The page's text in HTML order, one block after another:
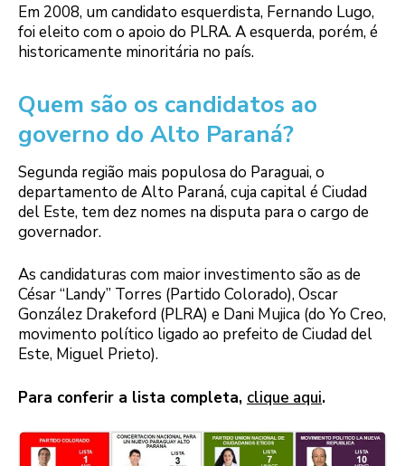
Em 2008, um candidato esquerdista, Fernando Lugo,
foi eleito com o apoio do PLRA. A esquerda, porém, é
historicamente minoritária no país.
Quem são os candidatos ao
governo do Alto Paraná?
Segunda região mais populosa do Paraguai, o
departamento de Alto Paraná, cuja capital é Ciudad
del Este, tem dez nomes na disputa para o cargo de
governador.
As candidaturas com maior investimento são as de
César “Landy” Torres (Partido Colorado), Oscar
González Drakeford (PLRA) e Dani Mujica (do Yo Creo,
movimento político ligado ao prefeito de Ciudad del
Este, Miguel Prieto).
Para conferir a lista completa, clique aqui.